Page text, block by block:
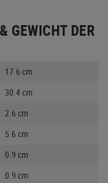
GEWICHT DER
17.6 cm
30.4 cm
2.6 cm
5.6 cm
0.9 cm
0.9 cm